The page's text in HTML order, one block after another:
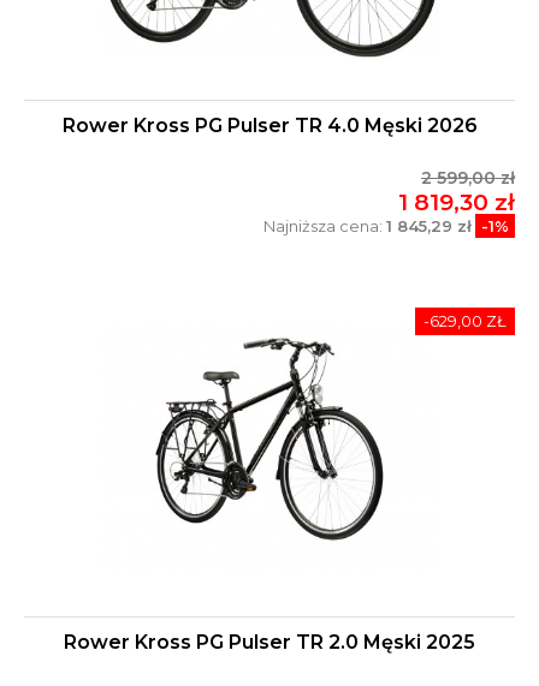
Rower Kross PG Pulser TR 4.0 Męski 2026
2 599,00 zł
1 819,30 zł
Najniższa cena: 1 845,29 zł -1%
Rower Kross PG Pulser TR 2.0 Męski 2025
-629,00 ZŁ